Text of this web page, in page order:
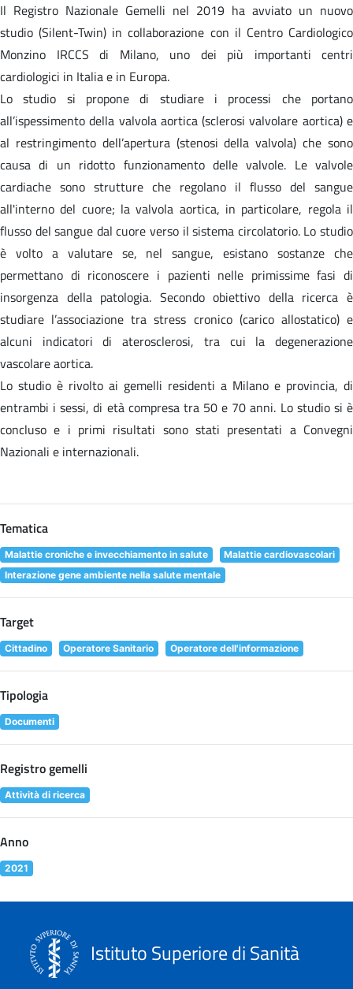
Il Registro Nazionale Gemelli nel 2019 ha avviato un nuovo
studio (Silent-Twin) in collaborazione con il Centro Cardiologico
Monzino IRCCS di Milano, uno dei più importanti centri
cardiologici in Italia e in Europa.
Lo studio si propone di studiare i processi che portano
all’ispessimento della valvola aortica (sclerosi valvolare aortica) e
al restringimento dell’apertura (stenosi della valvola) che sono
causa di un ridotto funzionamento delle valvole. Le valvole
cardiache sono strutture che regolano il flusso del sangue
all'interno del cuore; la valvola aortica, in particolare, regola il
flusso del sangue dal cuore verso il sistema circolatorio. Lo studio
è volto a valutare se, nel sangue, esistano sostanze che
permettano di riconoscere i pazienti nelle primissime fasi di
insorgenza della patologia. Secondo obiettivo della ricerca è
studiare l’associazione tra stress cronico (carico allostatico) e
alcuni indicatori di aterosclerosi, tra cui la degenerazione
vascolare aortica.
Lo studio è rivolto ai gemelli residenti a Milano e provincia, di
entrambi i sessi, di età compresa tra 50 e 70 anni. Lo studio si è
concluso e i primi risultati sono stati presentati a Convegni
Nazionali e internazionali.
Tematica
Malattie croniche e invecchiamento in salute
Malattie cardiovascolari
Interazione gene ambiente nella salute mentale
Target
Cittadino Operatore Sanitario Operatore dell'informazione
Tipologia
Documenti
Registro gemelli
Attività di ricerca
Anno
2021
Istituto Superiore di Sanità